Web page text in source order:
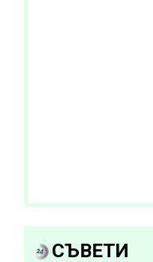
СЪВЕТИ